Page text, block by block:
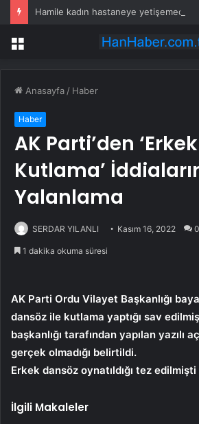
Menü
Anasayfa / Haber
Haber
AK Parti’den
Kutlama’
Yalanlama
SERDAR YILANLI Kasım 16, 2022 0
1 dakika okuma süresi
AK Parti Ordu Vilayet Başkanlığı
dansöz ile kutlama yaptığı sav
başkanlığı tarafından yapılan yazılı
gerçek olmadığı belirtildi.
Erkek dansöz oynatıldığı tez edilmişti
İlgili Makaleler